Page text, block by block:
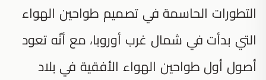
التطورات الحاسمة في تصميم طواحين الهواء
التي بدأت في شمال غرب أوروبا، مع أنّه تعود
أصول أول طواحين الهواء الأفقية في بلاد